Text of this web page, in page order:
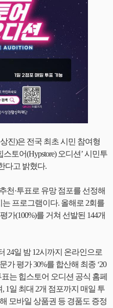
진)은 전국 최초 시민 참여형
토어(Hypstore) 오디션’ 시민투
다고 밝혔다.
천·투표로 유망 점포를 선정해
프로그램이다. 올해로 2회를
가(100%)를 거쳐 선발된 144개
24일 밤 12시까지 온라인으로
가 평가 30%를 합산해 최종 ‘20
는 힙스토어 오디션 공식 홈페
1일 최대 2개 점포까지 매일 투
모바일 상품권 등 경품도 증정